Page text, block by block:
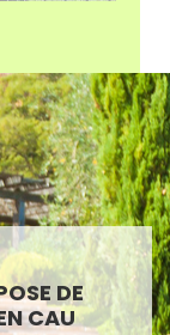
DE
CAU